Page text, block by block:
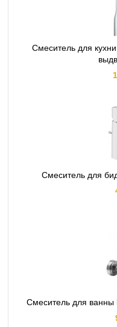
Смеситель для
Смеситель для
Смеситель для ванны